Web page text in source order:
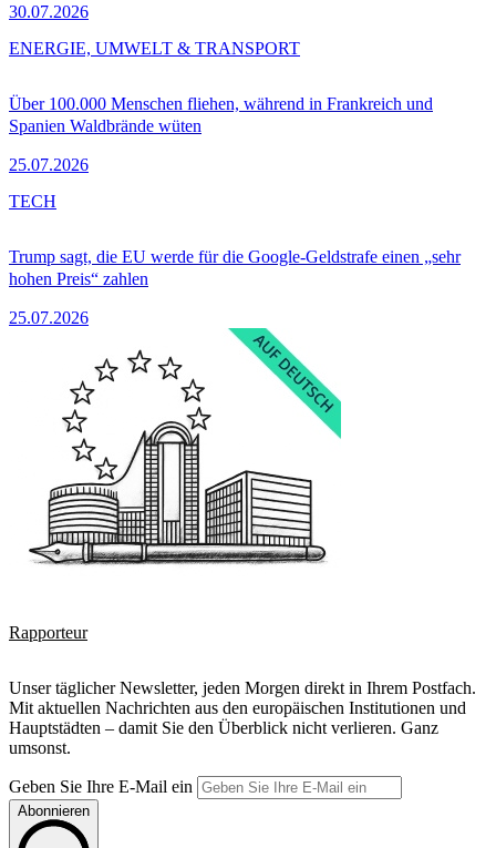
30.07.2026
Über 100.000 Menschen fliehen, während in Frankreich und
Spanien Waldbrände wüten
25.07.2026
ENERGIE, UMWELT & TRANSPORT
Trump sagt, die EU werde für die Google-Geldstrafe einen „sehr
hohen Preis“ zahlen
25.07.2026
TECH
Rapporteur
Unser täglicher Newsletter, jeden Morgen direkt in Ihrem Postfach.
Mit aktuellen Nachrichten aus den europäischen Institutionen und
Hauptstädten – damit Sie den Überblick nicht verlieren. Ganz
umsonst.
Geben Sie Ihre E-Mail ein
Abonnieren